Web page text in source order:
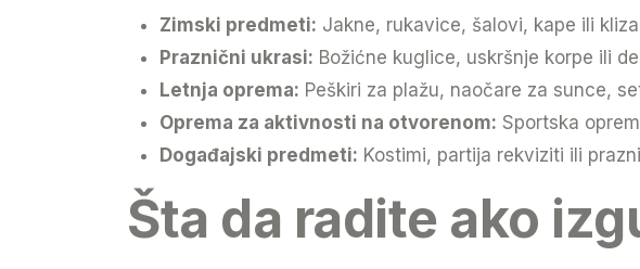
Zimski predmeti: Jakne, rukavice, šalovi, kape ili
Praznični ukrasi: Božićne kuglice, uskršnje korpe ili
Letnja oprema: Peškiri za plažu, naočare za sunce,
Oprema za aktivnosti na otvorenom: Sportska
Događajski predmeti: Kostimi, partija rekviziti ili
Šta da radite ako